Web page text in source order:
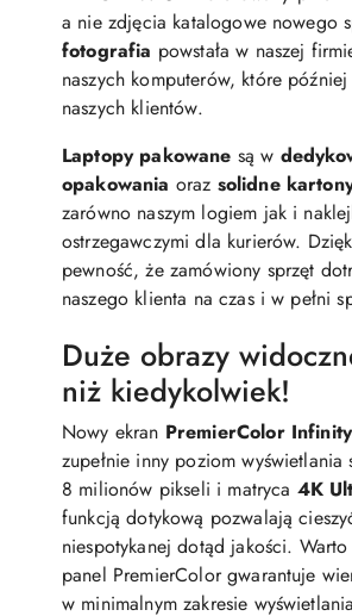
a nie zdjęcia katalogowe nowego
fotografia powstała w naszej
naszych komputerów, które
naszych klientów.
Laptopy pakowane są w
opakowania oraz solidne
zarówno naszym logiem jak i
ostrzegawczymi dla kurierów.
pewność, że zamówiony sprzęt
naszego klienta na czas i w pełni
Duże obrazy
niż kiedykolwiek!
Nowy ekran PremierColor
zupełnie inny poziom wyświetlania
8 milionów pikseli i matryca 4K
funkcją dotykową pozwalają
niespotykanej dotąd jakości.
panel PremierColor gwarantuje
w minimalnym zakresie wyświetlania